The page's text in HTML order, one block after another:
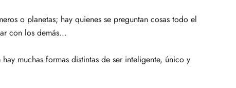
o planetas; hay quienes se preguntan cosas todo el
con los demás...
muchas formas distintas de ser inteligente, único y